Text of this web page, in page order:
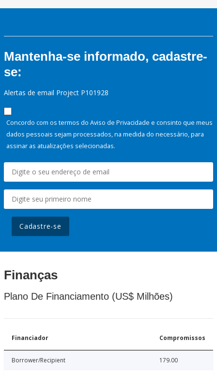
Mantenha-se informado, cadastre-
se:
Alertas de email Project P101928
Concordo com os termos do Aviso de Privacidade e consinto que meus
dados pessoais sejam processados, na medida do necessário, para
assinar as atualizações selecionadas.
Cadastre-se
Finanças
Plano De Financiamento (US$ Milhões)
Financiador Compromissos
Borrower/Recipient 179.00